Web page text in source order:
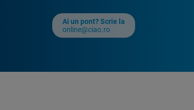
Ai un pont? Scrie la
online@ciao.ro